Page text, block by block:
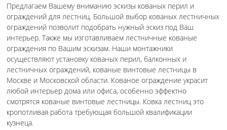
Предлагаем Вашему вниманию эскизы кованых перил и
ограждений для лестниц. Большой выбор кованых лестничных
ограждений позволит подобрать нужный эскиз под Ваш
интерьер. Также мы изготавливаем лестничные кованые
ограждения по Вашим эскизам. Наши монтажники
осуществляют установку кованых перил, балконных и
лестничных ограждений, кованые винтовые лестницы в
Москве и Московской области. Кованое ограждение украсит
любой интерьер дома или офиса, особенно эффектно
смотрятся кованые винтовые лестницы. Ковка лестниц это
кропотливая работа требующая большой квалификации
кузнеца.